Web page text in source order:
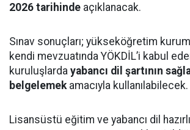
2026 tarihinde açıklanacak.
Sınav sonuçları; yükseköğretim
kendi mevzuatında YÖKDİL’i kabul
kuruluşlarda yabancı dil şartının
belgelemekamacıyla kullanılabilecek.
Lisansüstü eğitim ve yabancı dil